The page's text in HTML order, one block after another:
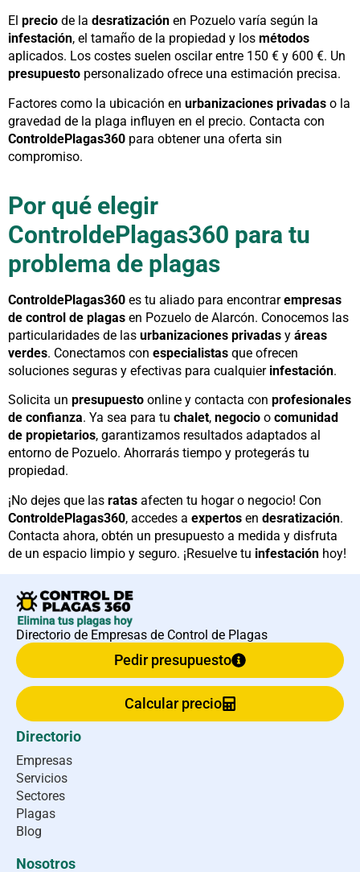
El precio de la desratización en Pozuelo varía según la
infestación, el tamaño de la propiedad y los métodos
aplicados. Los costes suelen oscilar entre 150 € y 600 €. Un
presupuesto personalizado ofrece una estimación precisa.
Factores como la ubicación en urbanizaciones privadas o la
gravedad de la plaga influyen en el precio. Contacta con
ControldePlagas360 para obtener una oferta sin
compromiso.
Por qué elegir
ControldePlagas360 para tu
problema de plagas
ControldePlagas360 es tu aliado para encontrarempresas
de control de plagas en Pozuelo de Alarcón. Conocemos las
particularidades de las urbanizaciones privadas y áreas
verdes. Conectamos con especialistas que ofrecen
soluciones seguras y efectivas para cualquier infestación.
Solicita un presupuesto online y contacta con profesionales
de confianza. Ya sea para tu chalet, negocio o comunidad
de propietarios, garantizamos resultados adaptados al
entorno de Pozuelo. Ahorrarás tiempo y protegerás tu
propiedad.
¡No dejes que las ratas afecten tu hogar o negocio! Con
ControldePlagas360, accedes a expertos en desratización.
Contacta ahora, obtén un presupuesto a medida y disfruta
de un espacio limpio y seguro. ¡Resuelve tu infestación hoy!
Directorio de Empresas de Control de Plagas
Pedir presupuesto
Calcular precio
Directorio
Empresas
Servicios
Sectores
Plagas
Blog
Nosotros